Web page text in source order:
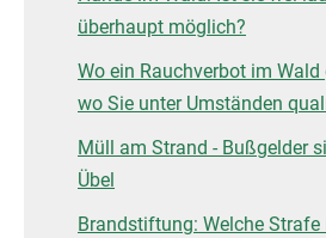
überhaupt möglich?
Wo ein Rauchverbot im
wo Sie unter Umständen
Müll am Strand - Bußgelder
Übel
Brandstiftung: Welche